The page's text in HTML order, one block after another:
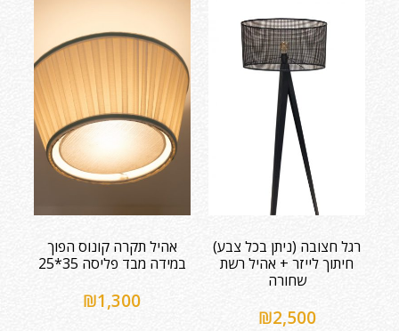
רגל חצובה (ניתן בכל צבע)
חיתוך לייזר + אהיל רשת
שחורה
₪2,500
אהיל תקרה קונוס הפוך
במידה מבד פליסה 35*25
₪1,300